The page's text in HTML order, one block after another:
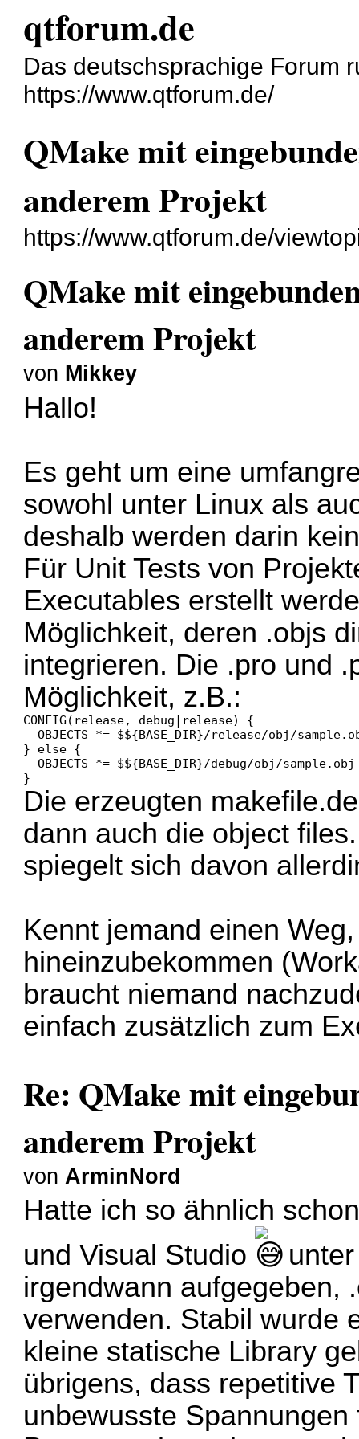
qtforum.de
Das deutschsprachige Forum
https://www.qtforum.de/
QMake mit
anderem Projekt
https://www.qtforum.de/
QMake mit
anderem Projekt
von Mikkey
Hallo!
Es geht um eine
sowohl unter Linux als
deshalb werden darin
Für Unit Tests von
Executables erstellt
Möglichkeit, deren .objs
integrieren. Die .pro und
Möglichkeit, z.B.:
CONFIG(release, debug|release) {
OBJECTS *= $${BASE_DIR}/release/obj/
} else {
  OBJECTS *= $${BASE_DIR}/debug/obj/sample.obj
}
Die erzeugten
dann auch die object
spiegelt sich davon
Kennt jemand einen
hineinzubekommen
braucht niemand
einfach zusätzlich zum
Re: QMake mit
anderem Projekt
von ArminNord
Hatte ich so ähnlich
und Visual Studio
unter
irgendwann aufgegeben,
verwenden. Stabil wurde
kleine statische Library
übrigens, dass repetitive
unbewusste